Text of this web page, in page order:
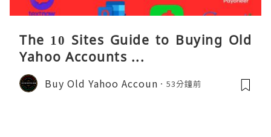
The 10 Sites Guide to Buying Old
Yahoo Accounts ...
Buy Old Yahoo Accoun 53分鐘前